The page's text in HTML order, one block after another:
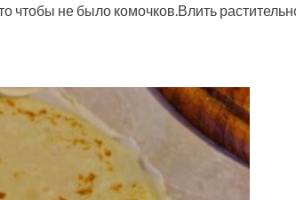
чтобы не было комочков.Влить